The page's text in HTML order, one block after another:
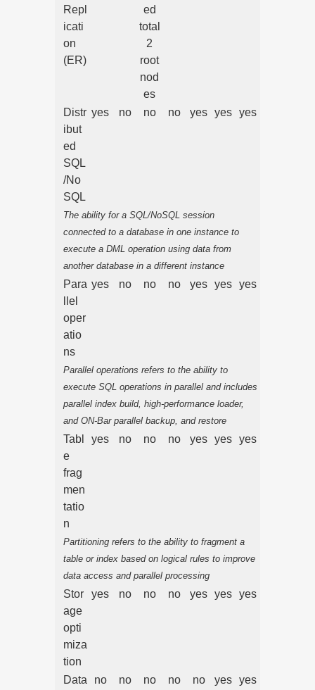
Repl
icati
on
(ER)
ed
total
2
root
nod
es
Distr
ibut
ed
SQL
/No
SQL
yes no no no yes yes yes
The ability for a SQL/NoSQL session
connected to a database in one instance to
execute a DML operation using data from
another database in a different instance
Para
llel
oper
atio
ns
yes no no no yes yes yes
Parallel operations refers to the ability to
execute SQL operations in parallel and includes
parallel index build, high-performance loader,
and ON-Bar parallel backup, and restore
Tabl
e
frag
men
tatio
n
yes no no no yes yes yes
Partitioning refers to the ability to fragment a
table or index based on logical rules to improve
data access and parallel processing
Stor
age
opti
miza
tion
yes no no no yes yes yes
Data
no no no no no yes yes